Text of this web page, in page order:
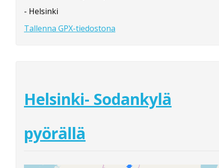
- Helsinki
Tallenna GPX-tiedostona
Helsinki- Sodankylä
pyörällä